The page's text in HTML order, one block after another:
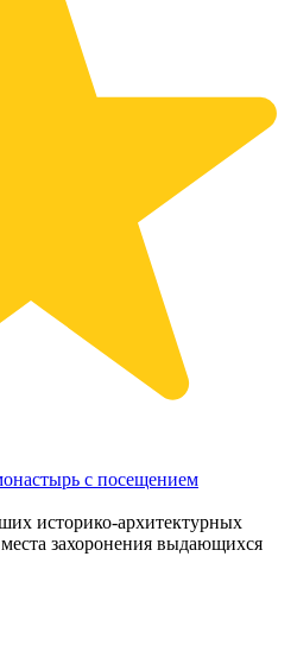
с посещением
историко-архитектурных
захоронения выдающихся